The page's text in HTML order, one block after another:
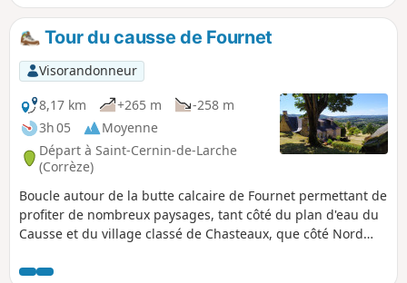
Tour du causse de Fournet
Visorandonneur
8,17 km
+265 m
-258 m
3h 05
Moyenne
Départ à Saint-Cernin-de-Larche
(Corrèze)
Boucle autour de la butte calcaire de Fournet permettant de
profiter de nombreux paysages, tant côté du plan d'eau du
Causse et du village classé de Chasteaux, que côté Nord
Perpezac-le-Blanc et Saint-Robert. L'itinéraire emprunte peu